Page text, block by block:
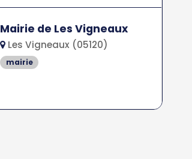
Mairie de Les Vigneaux
Les Vigneaux (05120)
mairie